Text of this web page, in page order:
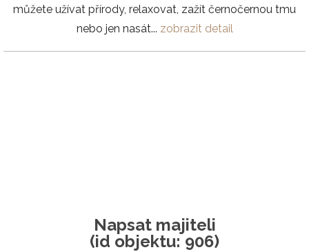
můžete užívat přírody, relaxovat, zažít černočernou tmu
nebo jen nasát... zobrazit detail
Napsat majiteli
(id objektu: 906)